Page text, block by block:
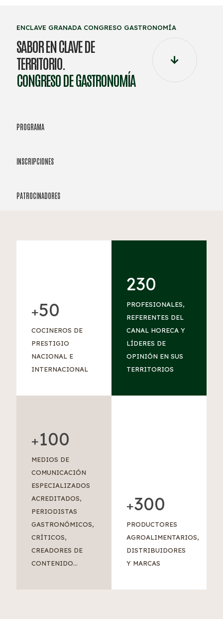
ENCLAVE GRANADA CONGRESO GASTRONOMÍA
SABOR EN CLAVE DE
TERRITORIO.
CONGRESO DE GASTRONOMÍA
PROGRAMA
INSCRIPCIONES
PATROCINADORES
+50
COCINEROS DE
PRESTIGIO
NACIONAL E
INTERNACIONAL
230
PROFESIONALES,
REFERENTES DEL
CANAL HORECA Y
LÍDERES DE
OPINIÓN EN SUS
TERRITORIOS
+100
MEDIOS DE
COMUNICACIÓN
ESPECIALIZADOS
ACREDITADOS,
PERIODISTAS
GASTRONÓMICOS,
CRÍTICOS,
CREADORES DE
CONTENIDO...
+300
PRODUCTORES
AGROALIMENTARIOS,
DISTRIBUIDORES
Y MARCAS